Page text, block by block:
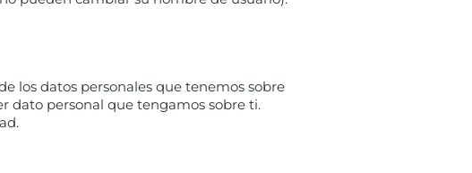
los datos personales que tenemos sobre
dato personal que tengamos sobre ti.